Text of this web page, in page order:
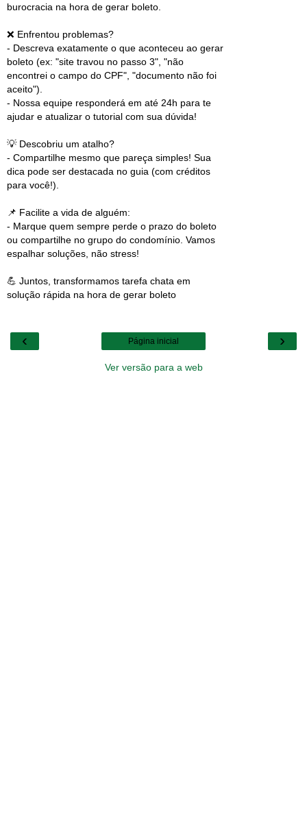
burocracia na hora de gerar boleto.
❌ Enfrentou problemas?
- Descreva exatamente o que aconteceu ao gerar
boleto (ex: "site travou no passo 3", "não
encontrei o campo do CPF", "documento não foi
aceito").
- Nossa equipe responderá em até 24h para te
ajudar e atualizar o tutorial com sua dúvida!
💡 Descobriu um atalho?
- Compartilhe mesmo que pareça simples! Sua
dica pode ser destacada no guia (com créditos
para você!).
📌 Facilite a vida de alguém:
- Marque quem sempre perde o prazo do boleto
ou compartilhe no grupo do condomínio. Vamos
espalhar soluções, não stress!
💪 Juntos, transformamos tarefa chata em
solução rápida na hora de gerar boleto
‹ ›
Página inicial
Ver versão para a web